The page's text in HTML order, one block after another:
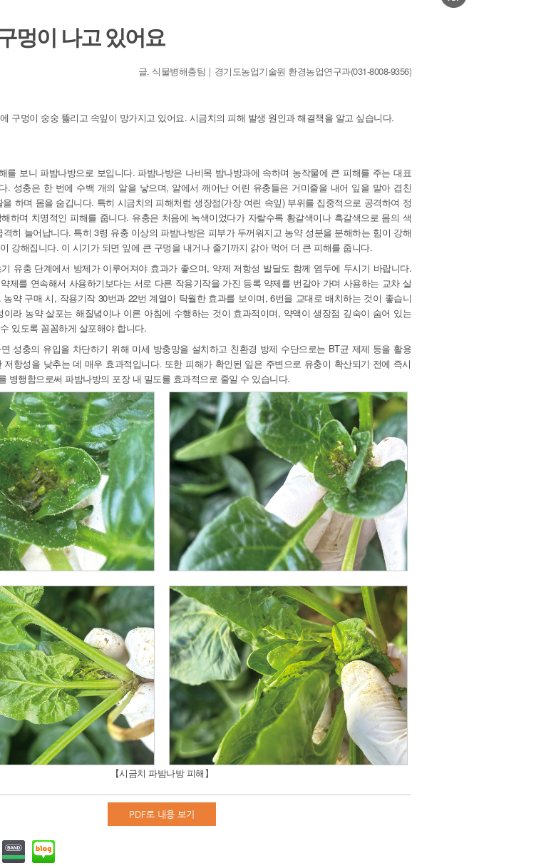
멍이 나고 있어요
글. 식물병해충팀｜경기도농업기술원 환경농업연구과(031-8008-9356)
구멍이 숭숭 뚫리고 속잎이 망가지고 있어요. 시금치의 피해 발생 원인과 해결책을 알고 싶습니다.
를 보니 파밤나방으로 보입니다. 파밤나방은 나비목 밤나방과에 속하며 농작물에 큰 피해를 주는 대표
. 성충은 한 번에 수백 개의 알을 낳으며, 알에서 깨어난 어린 유충들은 거미줄을 내어 잎을 말아 겹친
하며 몸을 숨깁니다. 특히 시금치의 피해처럼 생장점(가장 여린 속잎) 부위를 집중적으로 공격하여 정
하며 치명적인 피해를 줍니다. 유충은 처음에 녹색이었다가 자랄수록 황갈색이나 흑갈색으로 몸의 색
히 늘어납니다. 특히 3령 유충 이상의 파밤나방은 피부가 두꺼워지고 농약 성분을 분해하는 힘이 강해
강해집니다. 이 시기가 되면 잎에 큰 구멍을 내거나 줄기까지 갉아 먹어 더 큰 피해를 줍니다.
유충 단계에서 방제가 이루어져야 효과가 좋으며, 약제 저항성 발달도 함께 염두에 두시기 바랍니다.
제를 연속해서 사용하기보다는 서로 다른 작용기작을 가진 등록 약제를 번갈아 가며 사용하는 교차 살
약 구매 시, 작용기작 30번과 22번 계열이 탁월한 효과를 보이며, 6번을 교대로 배치하는 것이 좋습니
이라 농약 살포는 해질녘이나 이른 아침에 수행하는 것이 효과적이며, 약액이 생장점 깊숙이 숨어 있는
있도록 꼼꼼하게 살포해야 합니다.
성충의 유입을 차단하기 위해 미세 방충망을 설치하고 친환경 방제 수단으로는 BT균 제제 등을 활용
항성을 낮추는 데 매우 효과적입니다. 또한 피해가 확인된 잎은 주변으로 유충이 확산되기 전에 즉시
병행함으로써 파밤나방의 포장 내 밀도를 효과적으로 줄일 수 있습니다.
【시금치 파밤나방 피해】
PDF로 내용 보기